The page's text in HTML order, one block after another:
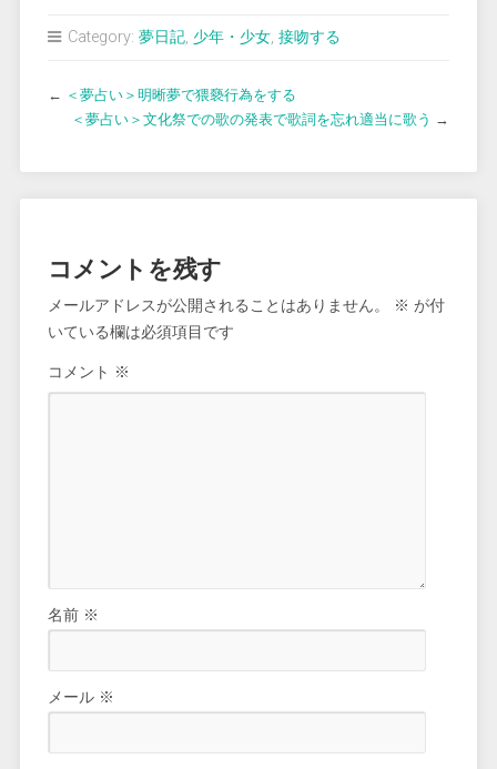
Category: 夢日記, 少年・少女, 接吻する
← ＜夢占い＞明晰夢で猥褻行為をする
＜夢占い＞文化祭での歌の発表で歌詞を忘れ適当に歌う →
コメントを残す
メールアドレスが公開されることはありません。 ※ が付
いている欄は必須項目です
コメント ※
名前 ※
メール ※